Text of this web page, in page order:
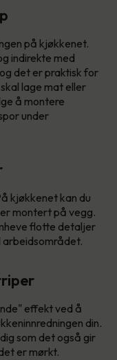
på kjøkkenet.
indirekte med
det er praktisk for
lage mat eller
å montere
under
kjøkkenet kan du
montert på vegg.
flotte detaljer
arbeidsområdet.
effekt ved å
din.
som det også gir
er mørkt.